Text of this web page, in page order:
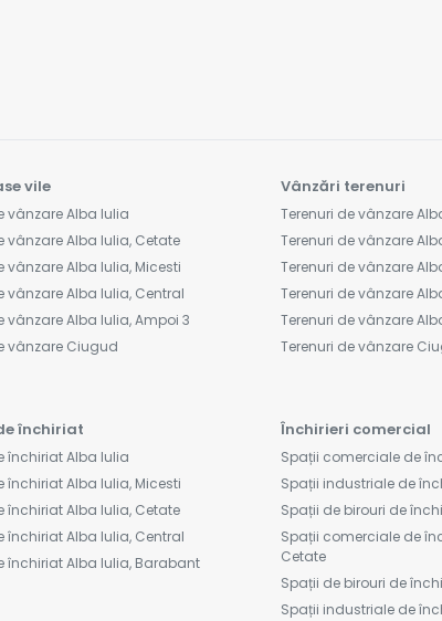
vile
vânzare Alba Iulia
vânzare Alba Iulia, Cetate
vânzare Alba Iulia, Micesti
vânzare Alba Iulia, Central
vânzare Alba Iulia, Ampoi 3
vânzare Ciugud
Vânzări terenuri
Terenuri de vânzare
Terenuri de vânzare
Terenuri de vânzare
Terenuri de vânzare
Terenuri de vânzare
Terenuri de vânzare
închiriat
închiriat Alba Iulia
închiriat Alba Iulia, Micesti
închiriat Alba Iulia, Cetate
închiriat Alba Iulia, Central
închiriat Alba Iulia, Barabant
Închirieri comercial
Spații comerciale de
Spații industriale de
Spații de birouri de
Spații comerciale de
Cetate
Spații de birouri de
Spații industriale de